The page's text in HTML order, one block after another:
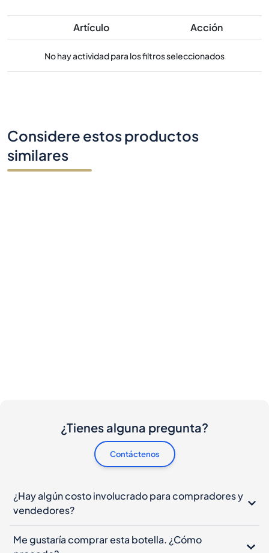
Artículo Acción
No hay actividad para los filtros seleccionados
Considere estos productos
similares
¿Tienes alguna pregunta?
Contáctenos
¿Hay algún costo involucrado para compradores y
vendedores?
Me gustaría comprar esta botella. ¿Cómo